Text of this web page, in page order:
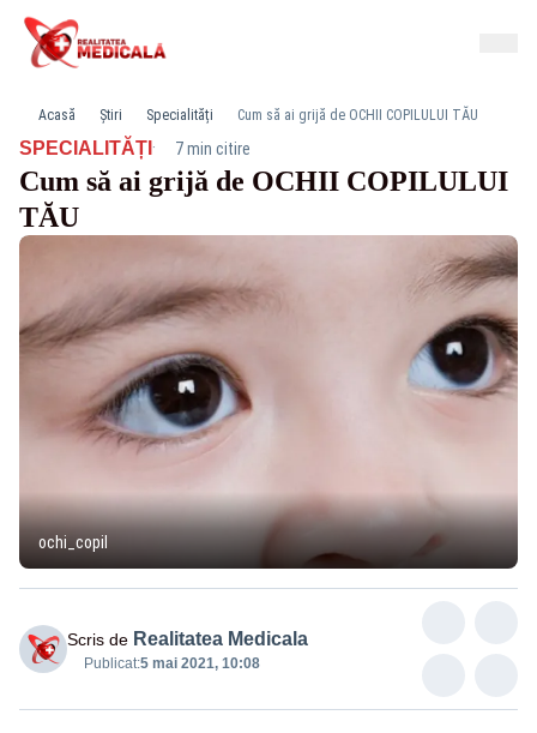
Acasă Știri Specialități Cum să ai grijă de OCHII COPILULUI TĂU
SPECIALITĂȚI · 7 min citire
Cum să ai grijă de OCHII COPILULUI
TĂU
ochi_copil
Scris de Realitatea Medicala
Publicat:5 mai 2021, 10:08